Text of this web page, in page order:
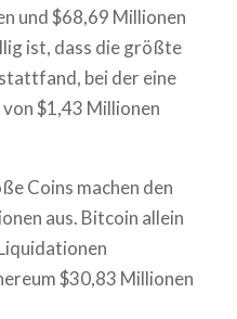
und $68,69 Millionen
ist, dass die größte
bei der eine
$1,43 Millionen
Coins machen den
aus. Bitcoin allein
$30,83 Millionen